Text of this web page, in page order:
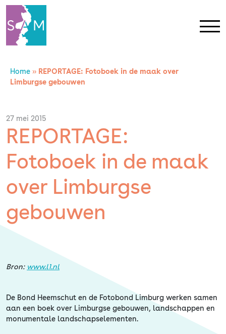
Home
Contact
SAM Limburg
Actueel
Overheid
Home » REPORTAGE: Fotoboek in de maak over
Limburgse gebouwen
27 mei 2015
REPORTAGE:
Fotoboek in de maak
over Limburgse
gebouwen
Bron: www.l1.nl
De Bond Heemschut en de Fotobond Limburg werken samen
aan een boek over Limburgse gebouwen, landschappen en
monumentale landschapselementen.